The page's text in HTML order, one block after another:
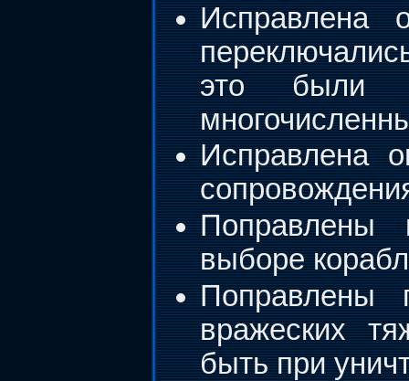
Исправлена
это были
Исправлена
Поправлены
выборе
Поправлены
вражеских
быть при